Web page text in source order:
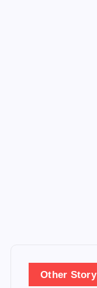
Other Story